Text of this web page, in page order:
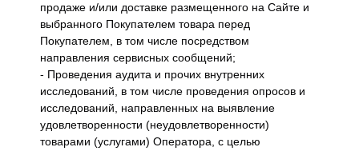
продаже и/или доставке размещенного на Сайте и
выбранного Покупателем товара перед
Покупателем, в том числе посредством
направления сервисных сообщений;
- Проведения аудита и прочих внутренних
исследований, в том числе проведения опросов и
исследований, направленных на выявление
удовлетворенности (неудовлетворенности)
товарами (услугами) Оператора, с целью